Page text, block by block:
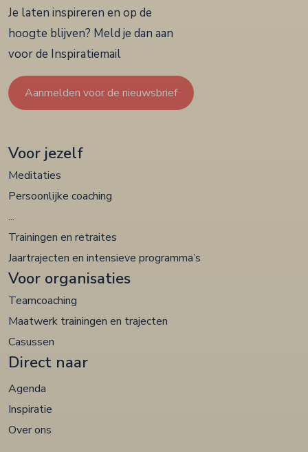
Je laten inspireren en op de
hoogte blijven? Meld je dan aan
voor de Inspiratiemail
Aanmelden voor de nieuwsbrief
Voor jezelf
Meditaties
Persoonlijke coaching
...
Trainingen en retraites
Jaartrajecten en intensieve programma’s
Voor organisaties
Teamcoaching
Maatwerk trainingen en trajecten
Casussen
Direct naar
Agenda
Inspiratie
Over ons